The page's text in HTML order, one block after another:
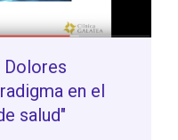
Dolores
en el
salud"